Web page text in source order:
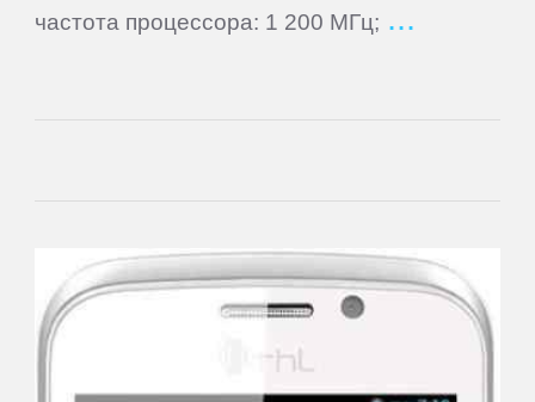
частота процессора: 1 200 МГц;
PiPO
View
Prestigio